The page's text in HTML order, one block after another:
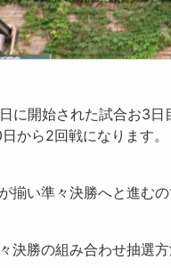
に開始された試合お3日
から2回戦になります。
が揃い準々決勝へと進むの
勝の組み合わせ抽選方